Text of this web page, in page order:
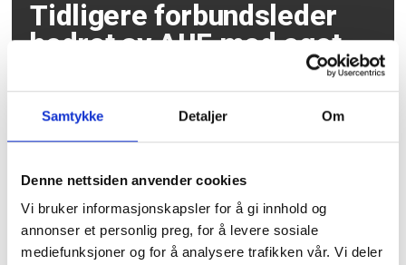
Samtykke Detaljer Om
Denne nettsiden anvender cookies
Vi bruker informasjonskapsler for å gi innhold og
annonser et personlig preg, for å levere sosiale
mediefunksjoner og for å analysere trafikken vår. Vi deler
Tidligere forbundsleder
hedret av AUF med eget